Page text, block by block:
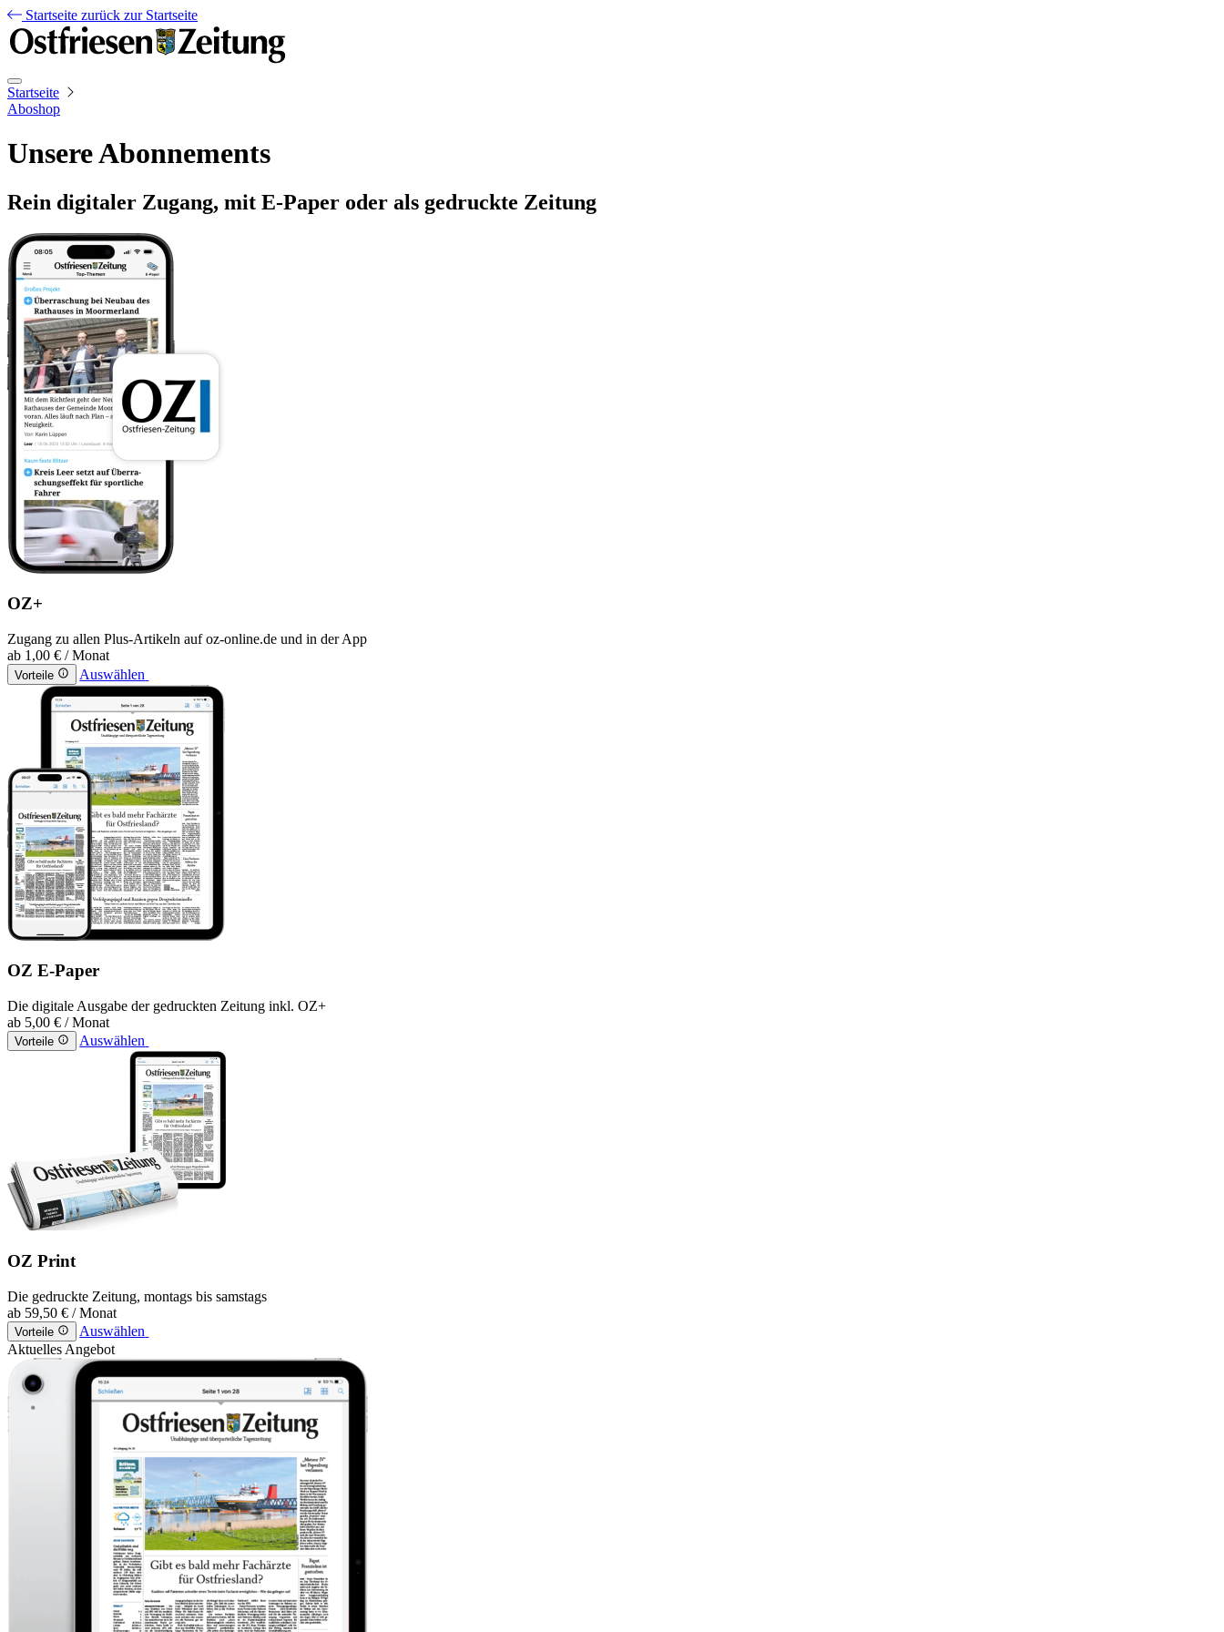
Startseite zurück zur Startseite
Startseite
Aboshop
Unsere Abonnements
Rein digitaler Zugang, mit E-Paper oder als gedruckte Zeitung
OZ+
Zugang zu allen Plus-Artikeln auf oz-online.de und in der App
ab 1,00 € / Monat
Vorteile Auswählen
OZ E-Paper
Die digitale Ausgabe der gedruckten Zeitung inkl. OZ+
ab 5,00 € / Monat
Vorteile Auswählen
OZ Print
Die gedruckte Zeitung, montags bis samstags
ab 59,50 € / Monat
Vorteile
Auswählen
Aktuelles Angebot